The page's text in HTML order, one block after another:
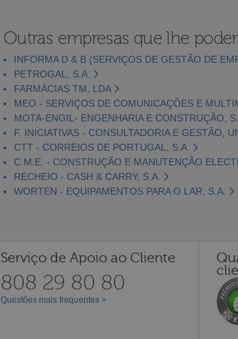
Outras empresas que lhe
INFORMA D & B (SERVIÇOS DE GESTÃO DE
PETROGAL, S.A.
FARMÁCIAS TM, LDA
MEO - SERVIÇOS DE COMUNICAÇÕES E
MOTA-ENGIL- ENGENHARIA E CONSTRUÇÃO,
F. INICIATIVAS - CONSULTADORIA E GESTÃO,
CTT - CORREIOS DE PORTUGAL, S.A.
C.M.E. - CONSTRUÇÃO E MANUTENÇÃO
RECHEIO - CASH & CARRY, S.A.
WORTEN - EQUIPAMENTOS PARA O LAR, S.A.
Serviço de Apoio ao Cliente
808 29 80 80
Questões mais frequentes >